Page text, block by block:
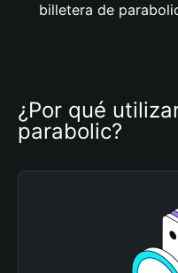
billetera de
¿Por qué
parabolic?